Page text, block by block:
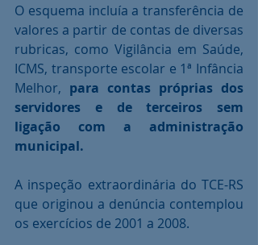
O esquema incluía a transferência de
valores a partir de contas de diversas
rubricas, como Vigilância em Saúde,
ICMS, transporte escolar e 1ª Infância
Melhor, para contas próprias dos
servidores e de terceiros sem
ligação com a administração
municipal.
A inspeção extraordinária do TCE-RS
que originou a denúncia contemplou
os exercícios de 2001 a 2008.